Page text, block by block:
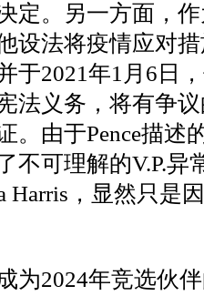
定。另一方面，
设法将疫情应对
于2021年1 月 6 日
法义务，将有争
。由于Pence描述
不可理解的V.P.异
Harris ，显然只是
为2024年竞选伙